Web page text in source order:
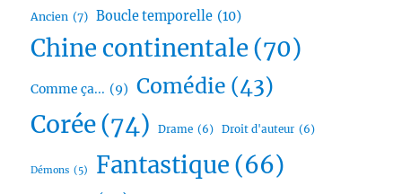
Ancien (7) Boucle temporelle (10)
Chine continentale (70)
Comme ça... (9) Comédie (43)
Corée(74) Drame (6) Droit d'auteur (6)
Démons (5) Fantastique (66)